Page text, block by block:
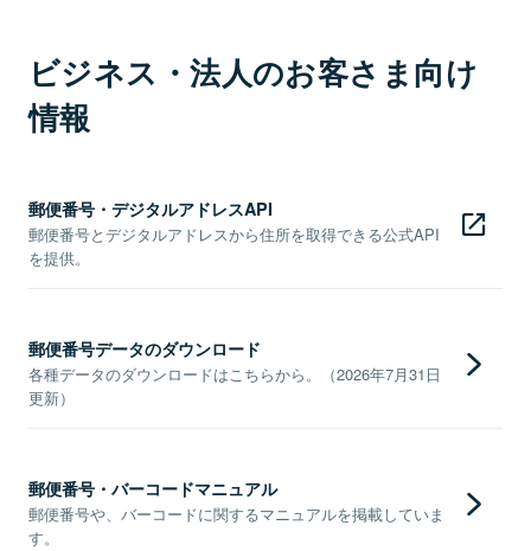
ビジネス・法人のお客さま向け
情報
郵便番号・デジタルアドレスAPI
郵便番号とデジタルアドレスから住所を取得できる公式API
を提供。
郵便番号データのダウンロード
各種データのダウンロードはこちらから。（2026年7月31日
更新）
郵便番号・バーコードマニュアル
郵便番号や、バーコードに関するマニュアルを掲載していま
す。